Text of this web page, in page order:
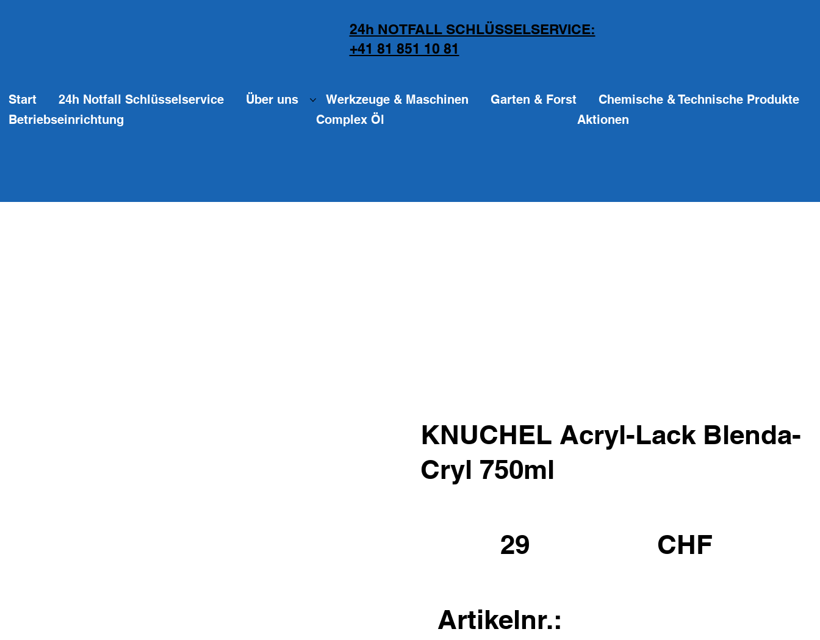
24h NOTFALL SCHLÜSSELSERVICE:
+41 81 851 10 81
Start 24h Notfall Schlüsselservice Über uns Werkzeuge & Maschinen Garten & Forst
Chemische & Technische Produkte
Betriebseinrichtung
Complex Öl Aktionen
KNUCHEL Acryl-Lack Blenda-
Cryl 750ml
29 CHF
Artikelnr.: